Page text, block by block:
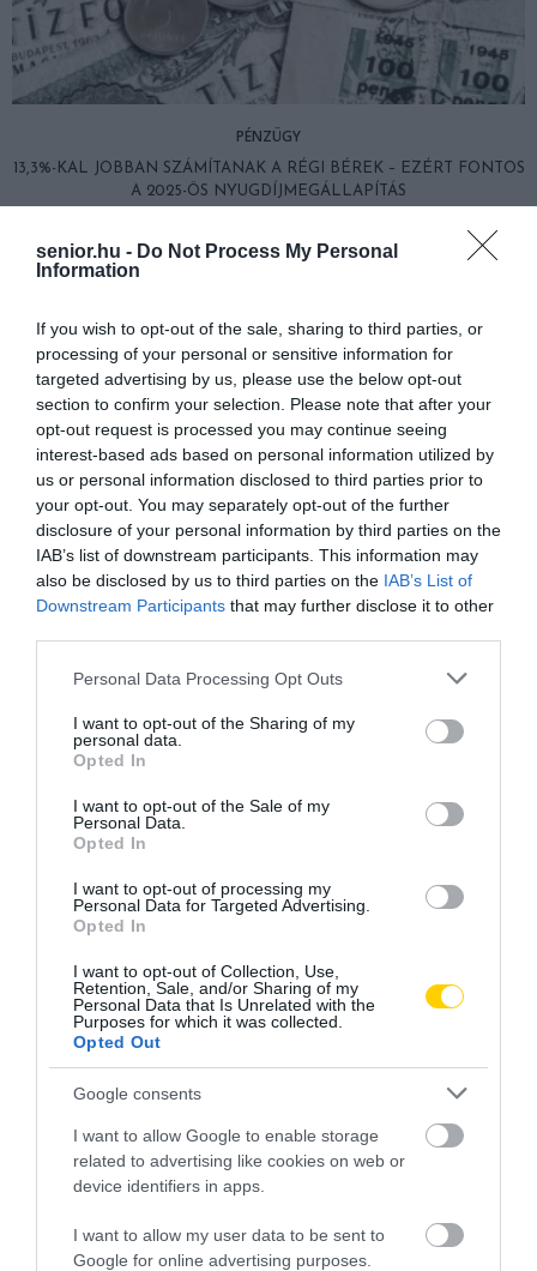
senior.hu - Do Not Process My Personal
Information
If you wish to opt-out of the sale, sharing to third parties, or
processing of your personal or sensitive information for
targeted advertising by us, please use the below opt-out
section to confirm your selection. Please note that after your
opt-out request is processed you may continue seeing
interest-based ads based on personal information utilized by
us or personal information disclosed to third parties prior to
your opt-out. You may separately opt-out of the further
disclosure of your personal information by third parties on the
IAB’s list of downstream participants. This information may
also be disclosed by us to third parties on the IAB’s List of
Downstream Participants that may further disclose it to other
Please note that this website/app uses one or more Google
not limited to your visit or usage behaviour. You may click to
grant or deny consent to Google and its third-party tags to
use your data for below specified purposes in below Google
consent section.
Personal Data Processing Opt Outs
I want to opt-out of the Sharing of my
personal data.
Opted In
I want to opt-out of the Sale of my
Personal Data.
Opted In
I want to opt-out of processing my
Personal Data for Targeted Advertising.
Opted In
I want to opt-out of Collection, Use,
Retention, Sale, and/or Sharing of my
Personal Data that Is Unrelated with the
Purposes for which it was collected.
Opted Out
Google consents
I want to allow Google to enable storage
related to advertising like cookies on web or
device identifiers in apps.
I want to allow my user data to be sent to
Google for online advertising purposes.
PÉNZÜGY
13,3%-KAL JOBBAN SZÁMÍTANAK A RÉGI BÉREK – EZÉRT FONTOS
A 2025-ÖS NYUGDÍJMEGÁLLAPÍTÁS
BELEVÁGNI?
PÉNZÜGY
INFLÁCIÓKÖVETŐ NYUGDÍJKORREKCIÓ 2025 NOVEMBERÉBEN:
MIT JELENT EZ A NYUGDÍJASOK SZÁMÁRA?